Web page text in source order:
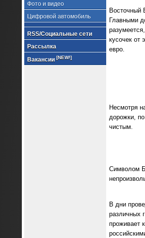
Фото и видео
Цифровой автомобиль
RSS/Социальные сети
Рассылка
Вакансии [NEW!]
Восточный
Главными
кусочек от
евро.
Несмотря
дорожки,
чистым.
Символом
В дни
различных
проживает